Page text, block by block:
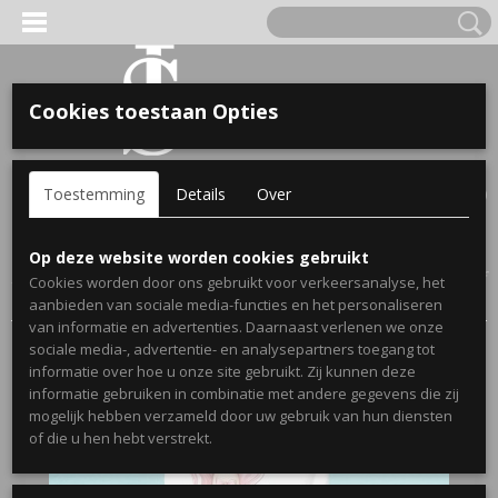
Inloggen Registreren
(0)
Home >Webshop>Zwemdiploma cadeaus met naam
Zwemdiploma cadeau met naam badlaken - Zeemeermin A,B of
VOOR KINDEREN
OPA & OMA.
NAAM EN GEBOORTEJAAR
Cookies toestaan Opties
Toestemming Details Over
Op deze website worden cookies gebruikt
Cookies worden door ons gebruikt voor verkeersanalyse, het
aanbieden van sociale media-functies en het personaliseren
van informatie en advertenties. Daarnaast verlenen we onze
sociale media-, advertentie- en analysepartners toegang tot
informatie over hoe u onze site gebruikt. Zij kunnen deze
informatie gebruiken in combinatie met andere gegevens die zij
mogelijk hebben verzameld door uw gebruik van hun diensten
of die u hen hebt verstrekt.